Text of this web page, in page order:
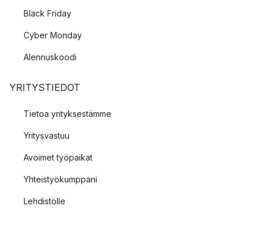
Black Friday
Cyber Monday
Alennuskoodi
YRITYSTIEDOT
Tietoa yrityksestämme
Yritysvastuu
Avoimet työpaikat
Yhteistyökumppani
Lehdistölle